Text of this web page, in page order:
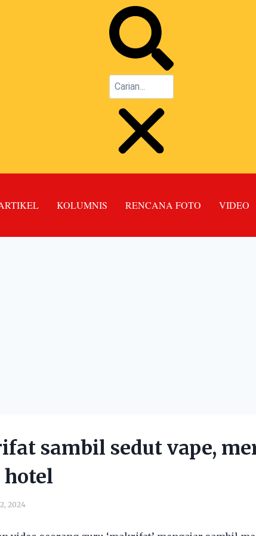
KOLUMNIS RENCANA FOTO VIDEO
sambil sedut vape,
hotel
2024